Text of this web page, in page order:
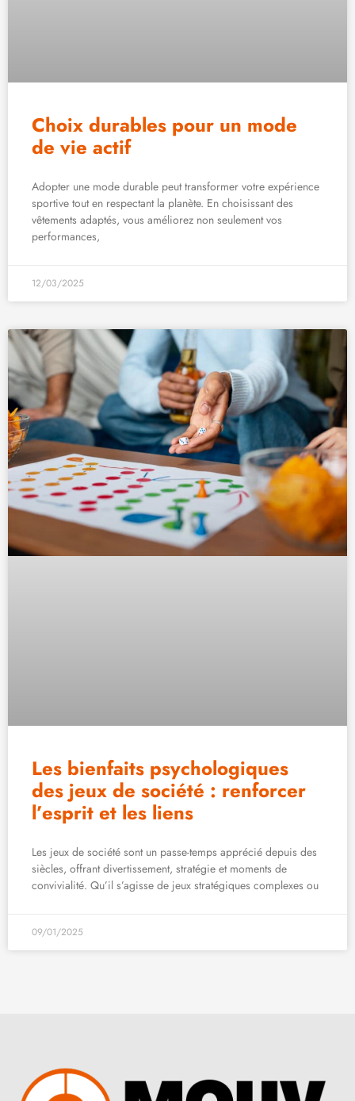
Choix durables pour un mode
de vie actif
Adopter une mode durable peut transformer votre expérience
sportive tout en respectant la planète. En choisissant des
vêtements adaptés, vous améliorez non seulement vos
performances,
12/03/2025
Les bienfaits psychologiques
des jeux de société : renforcer
l’esprit et les liens
Les jeux de société sont un passe-temps apprécié depuis des
siècles, offrant divertissement, stratégie et moments de
convivialité. Qu’il s’agisse de jeux stratégiques complexes ou
09/01/2025